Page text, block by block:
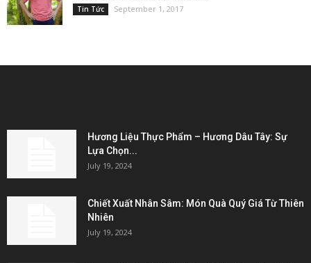
Tin Tức September 1, 2017
Hương Liệu Thực Phẩm – Hương Dâu Tây: Sự
Lựa Chọn...
July 19, 2024
Chiết Xuất Nhân Sâm: Món Quà Quý Giá Từ Thiên
Nhiên
July 19, 2024